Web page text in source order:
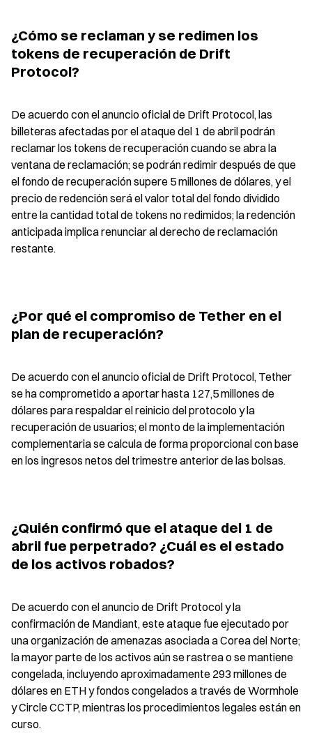
¿Cómo se reclaman y se redimen los
tokens de recuperación de Drift
Protocol?
De acuerdo con el anuncio oficial de Drift Protocol, las
billeteras afectadas por el ataque del 1 de abril podrán
reclamar los tokens de recuperación cuando se abra la
ventana de reclamación; se podrán redimir después de que
el fondo de recuperación supere 5 millones de dólares, y el
precio de redención será el valor total del fondo dividido
entre la cantidad total de tokens no redimidos; la redención
anticipada implica renunciar al derecho de reclamación
restante.
¿Por qué el compromiso de Tether en el
plan de recuperación?
De acuerdo con el anuncio oficial de Drift Protocol, Tether
se ha comprometido a aportar hasta 127,5 millones de
dólares para respaldar el reinicio del protocolo y la
recuperación de usuarios; el monto de la implementación
complementaria se calcula de forma proporcional con base
en los ingresos netos del trimestre anterior de las bolsas.
¿Quién confirmó que el ataque del 1 de
abril fue perpetrado? ¿Cuál es el estado
de los activos robados?
De acuerdo con el anuncio de Drift Protocol y la
confirmación de Mandiant, este ataque fue ejecutado por
una organización de amenazas asociada a Corea del Norte;
la mayor parte de los activos aún se rastrea o se mantiene
congelada, incluyendo aproximadamente 293 millones de
dólares en ETH y fondos congelados a través de Wormhole
y Circle CCTP, mientras los procedimientos legales están en
curso.